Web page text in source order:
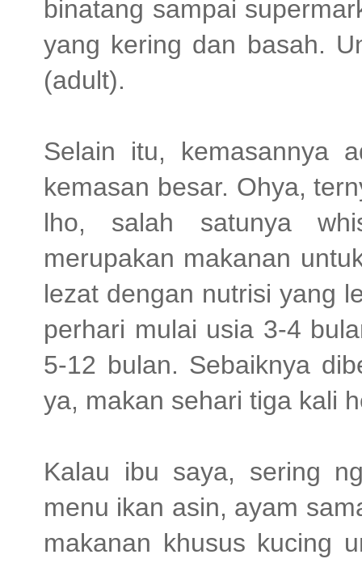
binatang sampai
yang kering dan basah.
(adult).
Selain itu, kemasannya
kemasan besar. Ohya,
lho, salah satunya
merupakan makanan
lezat dengan nutrisi yang
perhari mulai usia 3-4
5-12 bulan. Sebaiknya
ya, makan sehari tiga kali
Kalau ibu saya, sering
menu ikan asin, ayam
makanan khusus kucing